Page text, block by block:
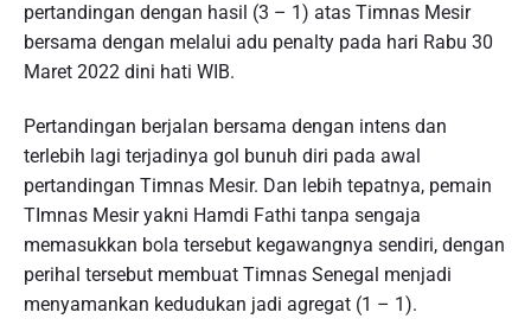
pertandingan dengan hasil (3 – 1) atas Timnas Mesir
bersama dengan melalui adu penalty pada hari Rabu 30
Maret 2022 dini hati WIB.
Pertandingan berjalan bersama dengan intens dan
terlebih lagi terjadinya gol bunuh diri pada awal
pertandingan Timnas Mesir. Dan lebih tepatnya, pemain
TImnas Mesir yakni Hamdi Fathi tanpa sengaja
memasukkan bola tersebut kegawangnya sendiri, dengan
perihal tersebut membuat Timnas Senegal menjadi
menyamankan kedudukan jadi agregat (1 – 1).